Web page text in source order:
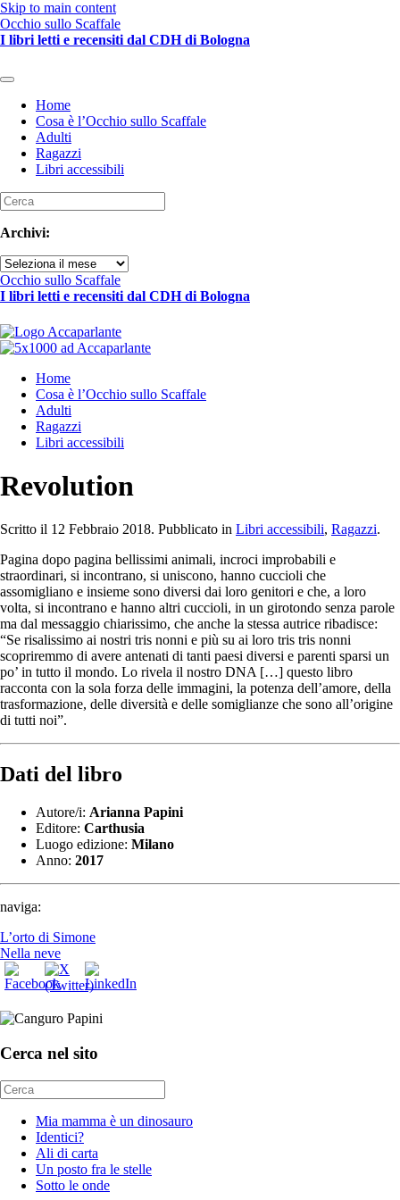
Skip to main content
Occhio sullo Scaffale
I libri letti e recensiti dal CDH di Bologna
Home
Cosa è l’Occhio sullo Scaffale
Adulti
Ragazzi
Libri accessibili
Archivi:
Archivi
Occhio sullo Scaffale
I libri letti e recensiti dal CDH di Bologna
Home
Cosa è l’Occhio sullo Scaffale
Adulti
Ragazzi
Libri accessibili
Revolution
Scritto il 12 Febbraio 2018. Pubblicato in Libri accessibili, Ragazzi.
Pagina dopo pagina bellissimi animali, incroci improbabili e
straordinari, si incontrano, si uniscono, hanno cuccioli che
assomigliano e insieme sono diversi dai loro genitori e che, a loro
volta, si incontrano e hanno altri cuccioli, in un girotondo senza parole
ma dal messaggio chiarissimo, che anche la stessa autrice ribadisce:
“Se risalissimo ai nostri tris nonni e più su ai loro tris tris nonni
scopriremmo di avere antenati di tanti paesi diversi e parenti sparsi un
po’ in tutto il mondo. Lo rivela il nostro DNA […] questo libro
racconta con la sola forza delle immagini, la potenza dell’amore, della
trasformazione, delle diversità e delle somiglianze che sono all’origine
di tutti noi”.
Dati del libro
Autore/i: Arianna Papini
Editore: Carthusia
Luogo edizione: Milano
Anno: 2017
naviga:
L’orto di Simone
Nella neve
Cerca nel sito
Mia mamma è un dinosauro
Identici?
Ali di carta
Un posto fra le stelle
Sotto le onde